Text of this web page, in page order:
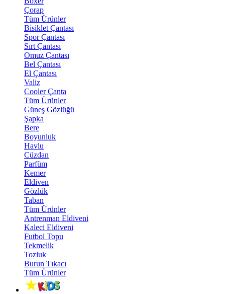
Çorap
Tüm Ürünler
Bisiklet Çantası
Spor Çantası
Sırt Çantası
Omuz Çantası
Bel Çantası
El Çantası
Valiz
Cooler Çanta
Tüm Ürünler
Güneş Gözlüğü
Şapka
Bere
Boyunluk
Havlu
Cüzdan
Parfüm
Kemer
Eldiven
Gözlük
Taban
Tüm Ürünler
Antrenman Eldiveni
Kaleci Eldiveni
Futbol Topu
Tekmelik
Tozluk
Burun Tıkacı
Tüm Ürünler